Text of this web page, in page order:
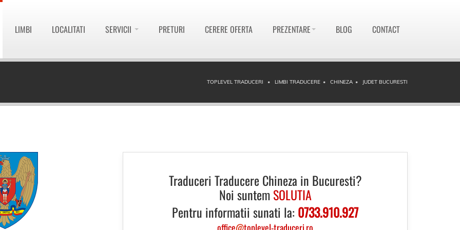
LIMBI LOCALITATI SERVICII PRETURI CERERE OFERTA PREZENTARE BLOG CONTACT
TOPLEVEL TRADUCERI LIMBI TRADUCERE CHINEZA JUDET BUCURESTI
Traduceri Traducere Chineza in Bucuresti?
Noi suntem SOLUTIA
Pentru informatii sunati la: 0733.910.927